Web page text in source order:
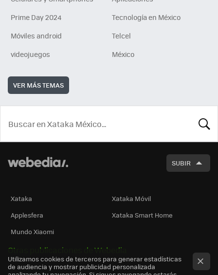
Prime Day 2024
Tecnología en México
Móviles android
Telcel
videojuegos
México
VER MÁS TEMAS
SUBIR
Xataka
Xataka Móvil
Applesfera
Xataka Smart Home
Mundo Xiaomi
Otras publicaciones de Webedia
Utilizamos cookies de terceros para generar estadísticas
de audiencia y mostrar publicidad personalizada